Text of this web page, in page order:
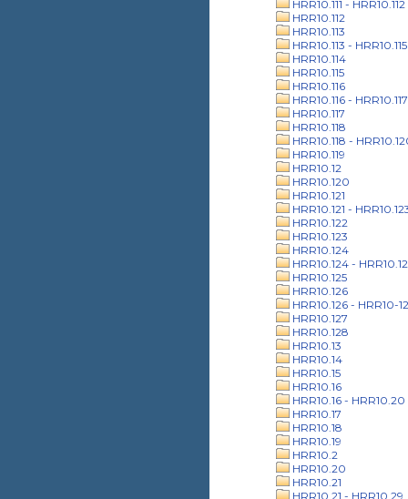
HRR10.111 - HRR10.112
HRR10.112
HRR10.113
HRR10.113 - HRR10.115
HRR10.114
HRR10.115
HRR10.116
HRR10.116 - HRR10.117
HRR10.117
HRR10.118
HRR10.118 -
HRR10.119
HRR10.12
HRR10.120
HRR10.121
HRR10.121 -
HRR10.122
HRR10.123
HRR10.124
HRR10.124 -
HRR10.125
HRR10.126
HRR10.126 - HRR10-
HRR10.127
HRR10.128
HRR10.13
HRR10.14
HRR10.15
HRR10.16
HRR10.16 - HRR10.20
HRR10.17
HRR10.18
HRR10.19
HRR10.2
HRR10.20
HRR10.21
HRR10.21 - HRR10.29